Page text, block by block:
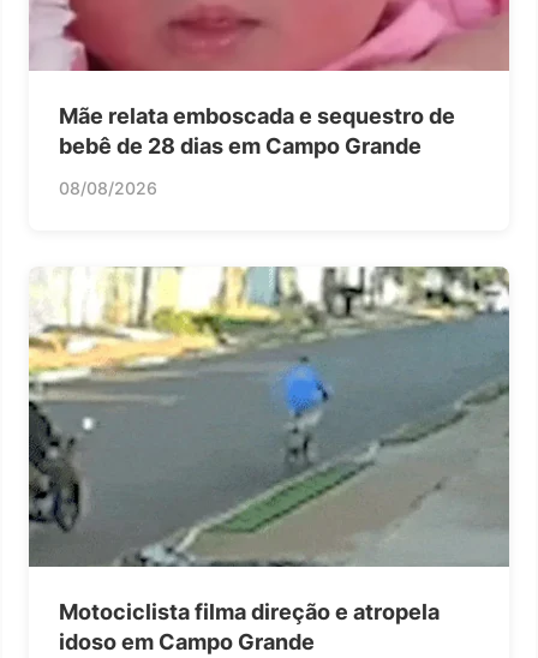
Mãe relata emboscada e sequestro de
bebê de 28 dias em Campo Grande
08/08/2026
Motociclista filma direção e atropela
idoso em Campo Grande